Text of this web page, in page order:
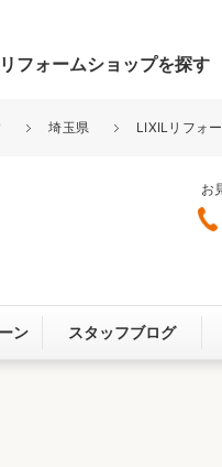
り 門ま
ース
フォームショップを探す
ト
こ
埼玉県 LIXILリフォ
お
ン スタッフブログ